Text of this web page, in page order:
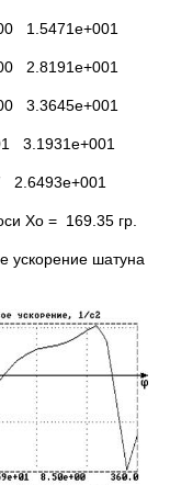
1.5471e+001
2.8191e+001
3.3645e+001
3.1931e+001
Xo = 169.35 гр.
ускорение шатуна